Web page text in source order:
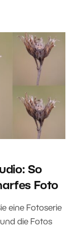
So
Foto
eine Fotoserie
die Fotos